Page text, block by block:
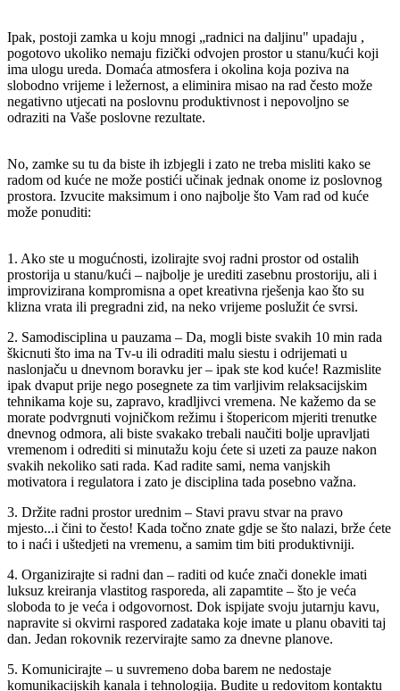
Ipak, postoji zamka u koju mnogi „radnici na daljinu" upadaju ,
pogotovo ukoliko nemaju fizički odvojen prostor u stanu/kući koji
ima ulogu ureda. Domaća atmosfera i okolina koja poziva na
slobodno vrijeme i ležernost, a eliminira misao na rad često može
negativno utjecati na poslovnu produktivnost i nepovoljno se
odraziti na Vaše poslovne rezultate.
No, zamke su tu da biste ih izbjegli i zato ne treba misliti kako se
radom od kuće ne može postići učinak jednak onome iz poslovnog
prostora. Izvucite maksimum i ono najbolje što Vam rad od kuće
može ponuditi:
1. Ako ste u mogućnosti, izolirajte svoj radni prostor od ostalih
prostorija u stanu/kući – najbolje je urediti zasebnu prostoriju, ali i
improvizirana kompromisna a opet kreativna rješenja kao što su
klizna vrata ili pregradni zid, na neko vrijeme poslužit će svrsi.
2. Samodisciplina u pauzama – Da, mogli biste svakih 10 min rada
škicnuti što ima na Tv-u ili odraditi malu siestu i odrijemati u
naslonjaču u dnevnom boravku jer – ipak ste kod kuće! Razmislite
ipak dvaput prije nego posegnete za tim varljivim relaksacijskim
tehnikama koje su, zapravo, kradljivci vremena. Ne kažemo da se
morate podvrgnuti vojničkom režimu i štopericom mjeriti trenutke
dnevnog odmora, ali biste svakako trebali naučiti bolje upravljati
vremenom i odrediti si minutažu koju ćete si uzeti za pauze nakon
svakih nekoliko sati rada. Kad radite sami, nema vanjskih
motivatora i regulatora i zato je disciplina tada posebno važna.
3. Držite radni prostor urednim – Stavi pravu stvar na pravo
mjesto...i čini to često! Kada točno znate gdje se što nalazi, brže ćete
to i naći i uštedjeti na vremenu, a samim tim biti produktivniji.
4. Organizirajte si radni dan – raditi od kuće znači donekle imati
luksuz kreiranja vlastitog rasporeda, ali zapamtite – što je veća
sloboda to je veća i odgovornost. Dok ispijate svoju jutarnju kavu,
napravite si okvirni raspored zadataka koje imate u planu obaviti taj
dan. Jedan rokovnik rezervirajte samo za dnevne planove.
5. Komunicirajte – u suvremeno doba barem ne nedostaje
komunikacijskih kanala i tehnologija. Budite u redovitom kontaktu